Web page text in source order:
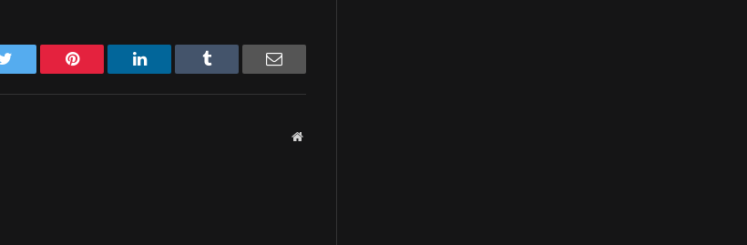
Twitter Pinterest LinkedIn Tumblr Email
Website